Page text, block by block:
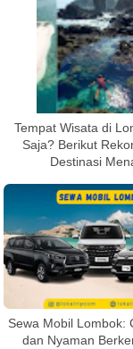
Tempat Wisata di
Saja? Berikut
Destinasi
Sewa Mobil Lombok:
dan Nyaman